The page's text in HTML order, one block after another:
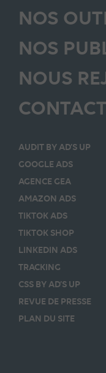
NOS
NOS
NOUS
CONTACT
AUDIT BY AD’S UP
GOOGLE ADS
AGENCE GEA
AMAZON ADS
TIKTOK ADS
TIKTOK SHOP
LINKEDIN ADS
TRACKING
CSS BY AD’S UP
REVUE DE PRESSE
PLAN DU SITE